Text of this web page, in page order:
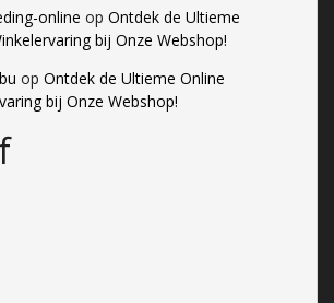
online op Ontdek de Ultieme
bij Onze Webshop!
op Ontdek de Ultieme Online
bij Onze Webshop!